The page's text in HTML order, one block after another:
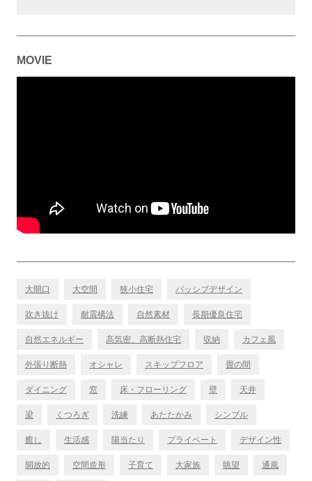
MOVIE
大開口 大空間 狭小住宅 パッシブデザイン
吹き抜け 耐震構法 自然素材 長期優良住宅
自然エネルギー 高気密、高断熱住宅 収納 カフェ風
外張り断熱 オシャレ スキップフロア 畳の間
ダイニング 窓 床・フローリング 壁 天井
梁 くつろぎ 洗練 あたたかみ シンプル
癒し 生活感 陽当たり プライベート デザイン性
開放的 空間造形 子育て 大家族 眺望 通風